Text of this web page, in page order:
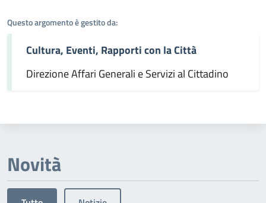
Questo argomento è gestito da:
Cultura, Eventi, Rapporti con la Città
Direzione Affari Generali e Servizi al Cittadino
Novità